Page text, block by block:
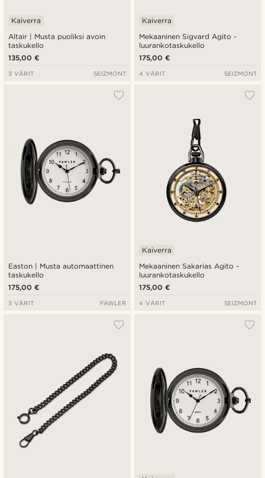
Altair | Musta puoliksi avoin
taskukello
Kaiverra
135,00 €
3 VÄRIT SEIZMONT
Mekaaninen Sigvard Agito -
luurankotaskukello
Kaiverra
175,00 €
4 VÄRIT SEIZMONT
Easton | Musta automaattinen
taskukello
175,00 €
3 VÄRIT FAWLER
Mekaaninen Sakarias Agito -
luurankotaskukello
Kaiverra
175,00 €
4 VÄRIT SEIZMONT